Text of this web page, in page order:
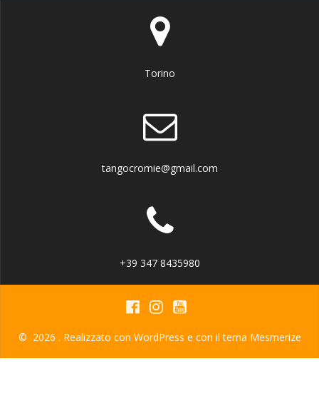
Torino
tangocromie@gmail.com
+39 347 8435980
© 2026 . Realizzato con WordPress e con il tema Mesmerize